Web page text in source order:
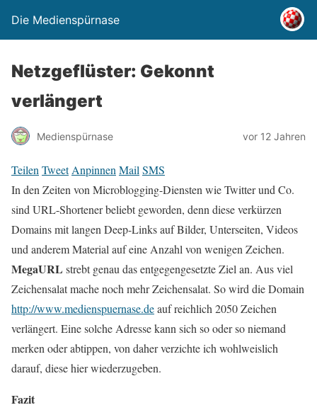
Die Medienspürnase
Netzgeflüster: Gekonnt
verlängert
Medienspürnase vor 12 Jahren
Teilen Tweet Anpinnen Mail SMS
In den Zeiten von Microblogging-Diensten wie Twitter und Co.
sind URL-Shortener beliebt geworden, denn diese verkürzen
Domains mit langen Deep-Links auf Bilder, Unterseiten, Videos
und anderem Material auf eine Anzahl von wenigen Zeichen.
MegaURL strebt genau das entgegengesetzte Ziel an. Aus viel
Zeichensalat mache noch mehr Zeichensalat. So wird die Domain
http://www.medienspuernase.deauf reichlich 2050 Zeichen
verlängert. Eine solche Adresse kann sich so oder so niemand
merken oder abtippen, von daher verzichte ich wohlweislich
darauf, diese hier wiederzugeben.
Fazit